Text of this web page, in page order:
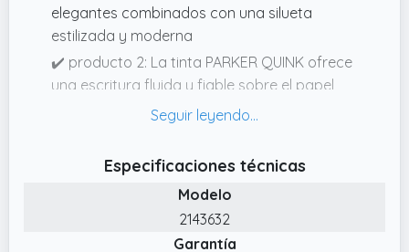
elegantes combinados con una silueta
estilizada y moderna
✔️ producto 2: La tinta PARKER QUINK ofrece
una escritura fluida y fiable sobre el papel
✔️ Forma cómoda y ergonómica combinada
para evocar el valioso legado de la marca
caligrafía y unos detalles precisos
Especificaciones técnicas
Modelo
2143632
Garantía